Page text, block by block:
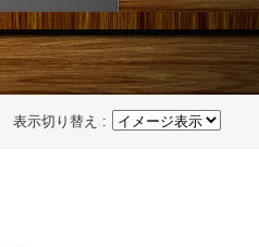
表示切り替え :